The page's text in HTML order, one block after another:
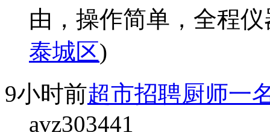
由，操作简单，全程
泰城区)
9小时前超市招聘厨师一
avz303441